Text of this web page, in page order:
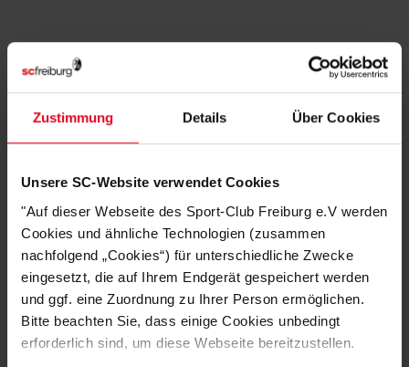
Zustimmung Details Über Cookies
Unsere SC-Website verwendet Cookies
"Auf dieser Webseite des Sport-Club Freiburg e.V werden
Cookies und ähnliche Technologien (zusammen
nachfolgend „Cookies“) für unterschiedliche Zwecke
eingesetzt, die auf Ihrem Endgerät gespeichert werden
und ggf. eine Zuordnung zu Ihrer Person ermöglichen.
Bitte beachten Sie, dass einige Cookies unbedingt
erforderlich sind, um diese Webseite bereitzustellen.
PASSEND DAZU
SC Freiburg